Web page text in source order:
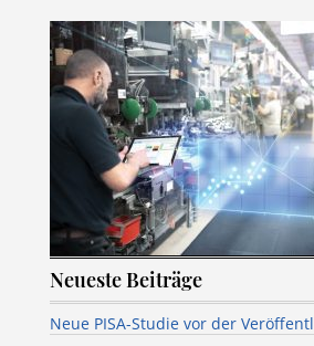
Neueste Beiträge
Neue PISA-Studie vor der